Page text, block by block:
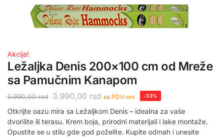
Akcija!
Ležaljka Denis 200×100 cm od Mreže
sa Pamučnim Kanapom
5.990,00rsd 3.990,00 rsd sa PDV-om -33%
Otkrijte oazu mira sa Ležaljkom Denis – idealna za vaše
dvorište ili terasu. Krem boja, prirodni materijali i lake montaže.
Opustite se u stilu gde god poželite. Kupite odmah i unesite